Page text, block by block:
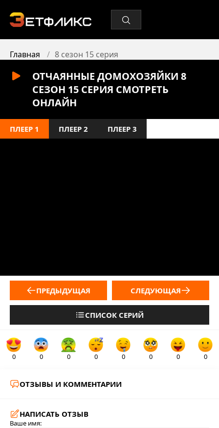
Главная 8 сезон 15 серия
ОТЧАЯННЫЕ ДОМОХОЗЯЙКИ 8
СЕЗОН 15 СЕРИЯ СМОТРЕТЬ
ОНЛАЙН
ПЛЕЕР 1 ПЛЕЕР 2 ПЛЕЕР 3
ПРЕДЫДУЩАЯ
СПИСОК СЕРИЙ
СЛЕДУЮЩАЯ
0 0 0 0 0 0 0 0
ОТЗЫВЫ И КОММЕНТАРИИ
НАПИСАТЬ ОТЗЫВ
Ваше имя: